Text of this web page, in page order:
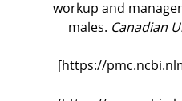
workup and
males. Canadian
[https://